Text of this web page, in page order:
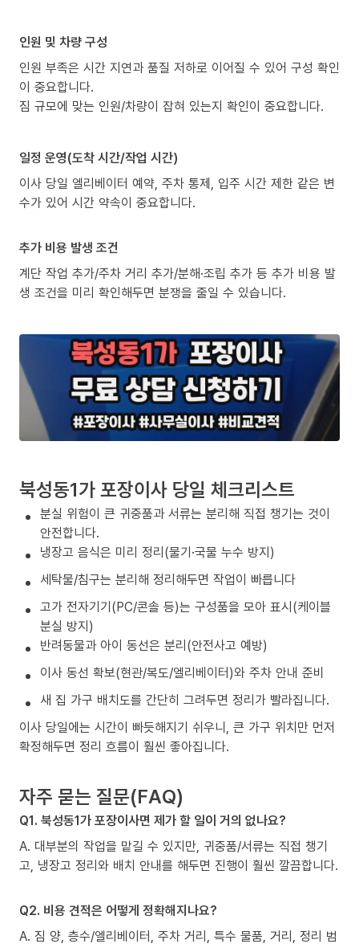
인원 및 차량 구성
인원 부족은 시간 지연과 품질 저하로 이어질 수 있어 구성 확인
이 중요합니다.
짐 규모에 맞는 인원/차량이 잡혀 있는지 확인이 중요합니다.
일정 운영(도착 시간/작업 시간)
이사 당일 엘리베이터 예약, 주차 통제, 입주 시간 제한 같은 변
수가 있어 시간 약속이 중요합니다.
추가 비용 발생 조건
계단 작업 추가/주차 거리 추가/분해·조립 추가 등 추가 비용 발
생 조건을 미리 확인해두면 분쟁을 줄일 수 있습니다.
북성동1가 포장이사 당일 체크리스트
분실 위험이 큰 귀중품과 서류는 분리해 직접 챙기는 것이
안전합니다.
냉장고 음식은 미리 정리(물기·국물 누수 방지)
세탁물/침구는 분리해 정리해두면 작업이 빠릅니다
고가 전자기기(PC/콘솔 등)는 구성품을 모아 표시(케이블
분실 방지)
반려동물과 아이 동선은 분리(안전사고 예방)
이사 동선 확보(현관/복도/엘리베이터)와 주차 안내 준비
새 집 가구 배치도를 간단히 그려두면 정리가 빨라집니다.
이사 당일에는 시간이 빠듯해지기 쉬우니, 큰 가구 위치만 먼저
확정해두면 정리 흐름이 훨씬 좋아집니다.
자주 묻는 질문(FAQ)
Q1. 북성동1가 포장이사면 제가 할 일이 거의 없나요?
A. 대부분의 작업을 맡길 수 있지만, 귀중품/서류는 직접 챙기
고, 냉장고 정리와 배치 안내를 해두면 진행이 훨씬 깔끔합니다.
Q2. 비용 견적은 어떻게 정확해지나요?
A. 짐 양, 층수/엘리베이터, 주차 거리, 특수 물품, 거리, 정리 범